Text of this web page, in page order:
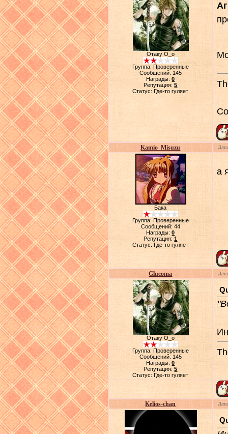
Отаку О_о
Группа: Проверенные
Сообщений: 145
Награды:0
Репутация:5
Статус:Где-то гуляет
Kamio_Misuzu
Бака
Группа: Проверенные
Сообщений: 44
Награды:0
Репутация:1
Статус:Где-то гуляет
а
Glucoma
Отаку О_о
Группа: Проверенные
Сообщений: 145
Награды:0
Репутация:5
Статус:Где-то гуляет
Kelios-chan